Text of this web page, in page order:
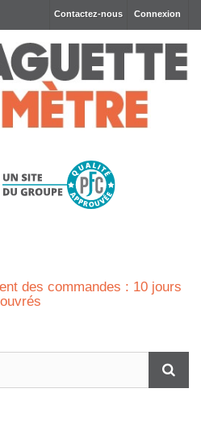
Connexion
Contactez-nous
des commandes : 10 jours
ouvrés